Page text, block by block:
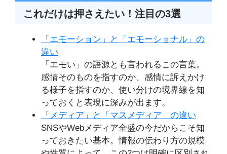
これだけは押さえたい！注目の3選
「エモーション」と「エモーショナル」の
違い
「エモい」の語源とも言われるこの言葉。
感情そのものを指すのか、感情に訴えかけ
る様子を指すのか、使い分けの境界線を知
っておくと表現に深みが出ます。
「メディア」と「マスメディア」の違い
SNSやWebメディア全盛の今だからこそ知
っておきたい基本。情報の伝わり方の規模